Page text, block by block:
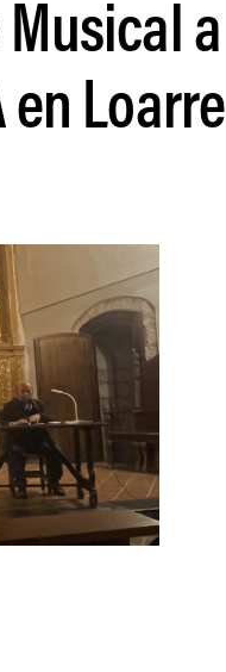
a
en Loarre